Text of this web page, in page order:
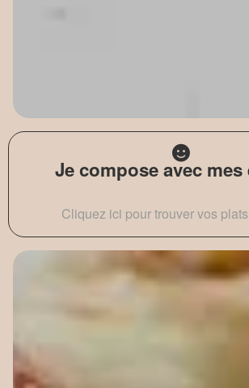
Je compose avec mes
Cliquez ici pour trouver vos